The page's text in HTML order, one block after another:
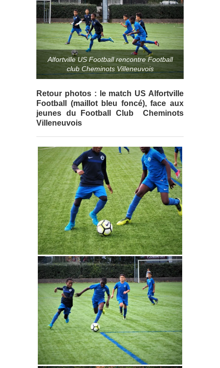
Alfortville US Football rencontre Football
club Cheminots Villeneuvois
Retour photos : le match US Alfortville
Football (maillot bleu foncé), face aux
jeunes du Football Club Cheminots
Villeneuvois